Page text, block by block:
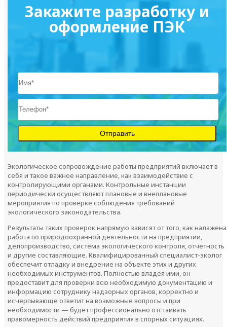
Закажите разработку и
оформление ПЭК
Экологическое сопровождение работы предприятий включает в
себя и такое важное направление, как взаимодействие с
контролирующими органами. Контрольные инстанции
периодически осуществляют плановые и внеплановые
мероприятия по проверке соблюдения требований
экологического законодательства.
Результаты таких проверок напрямую зависят от того, как налажена
работа по природоохранной деятельности на предприятии,
делопроизводство, система экологического контроля, отчетность
и другие составляющие. Квалифицированный специалист-эколог
обеспечит отладку и внедрение на объекте этих и других
необходимых инструментов. Полностью владея ими, он
предоставит для проверки всю необходимую документацию и
информацию сотруднику надзорных органов, корректно и
исчерпывающе ответит на возможные вопросы и при
необходимости — будет профессионально отстаивать
правомерность действий предприятия в спорных ситуациях.